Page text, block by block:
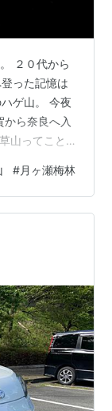
２０代から
った記憶は
ゲ山。 今夜
ら奈良へ入
山ってことで
が梅林上り
。梅はついに
うゆう感じの
かいます 若
はとても入
#月ヶ瀬梅林